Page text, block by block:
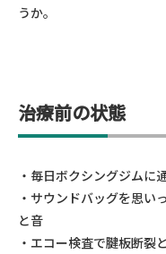
うか。
治療前の状態
毎日ボクシングジムに
サウンドバッグを思い
と音
エコー検査で腱板断裂